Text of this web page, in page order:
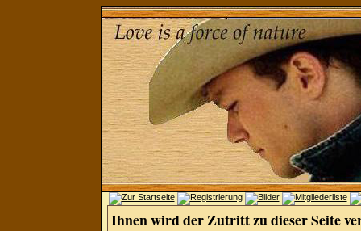
Ihnen wird der Zutritt zu dieser Seite